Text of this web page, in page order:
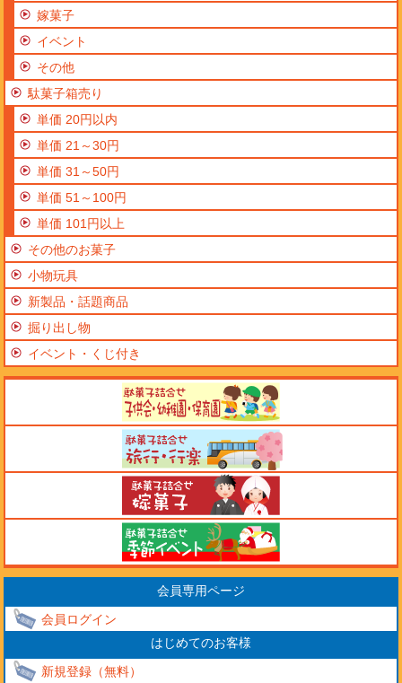
嫁菓子
イベント
その他
駄菓子箱売り
単価 20円以内
単価 21～30円
単価 31～50円
単価 51～100円
単価 101円以上
その他のお菓子
小物玩具
新製品・話題商品
掘り出し物
イベント・くじ付き
会員専用ページ
会員ログイン
はじめてのお客様
新規登録（無料）